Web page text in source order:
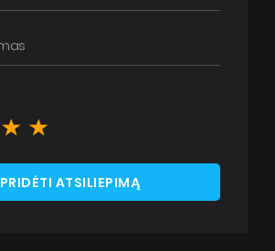
PRIDĖTI ATSILIEPIMĄ